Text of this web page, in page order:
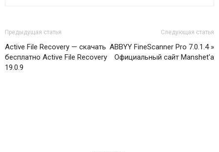
Предыдущая статья
Active File Recovery — скачать
бесплатно Active File Recovery
19.0.9
Следующая статья
ABBYY FineScanner Pro 7.0.1.4 »
Официальный сайт Manshet'a